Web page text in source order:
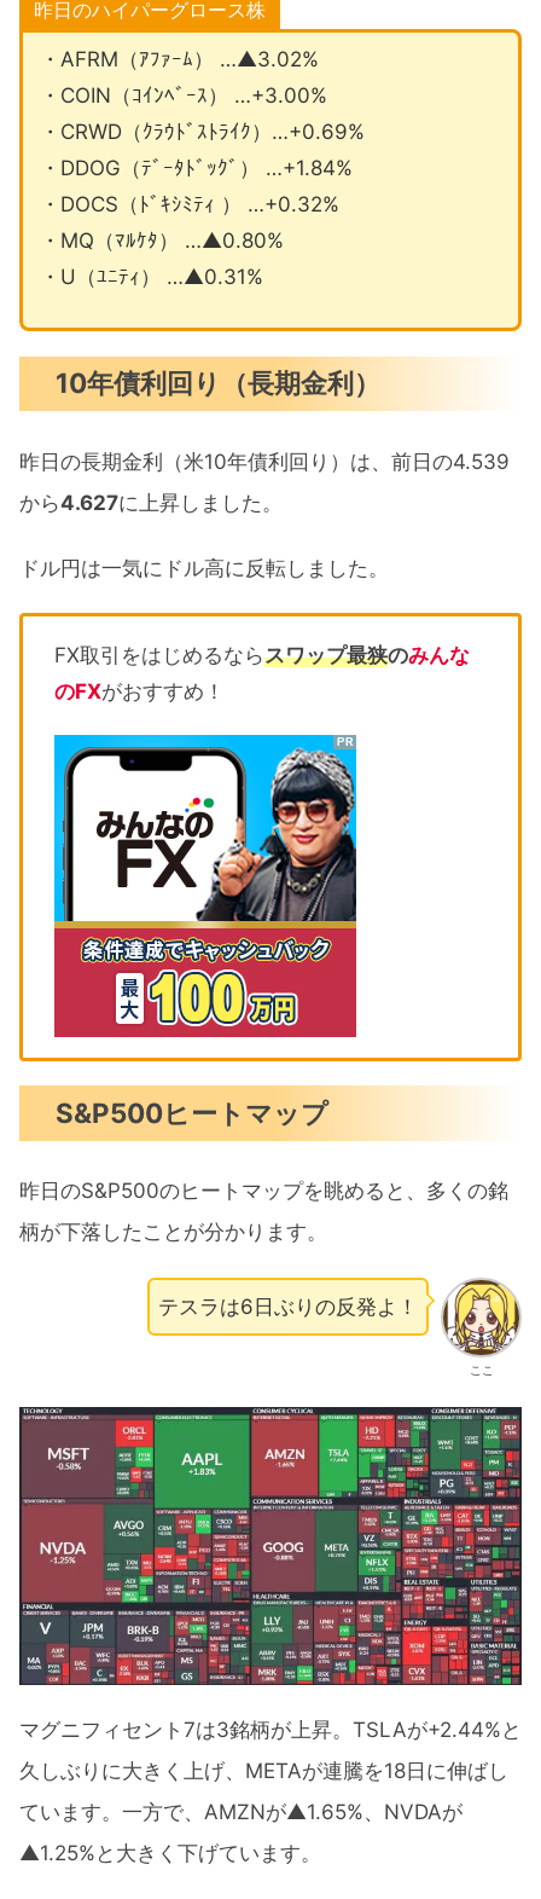
昨日のハイパーグロース株
・AFRM（ｱﾌｧｰﾑ） …▲3.02%
・COIN（ｺｲﾝﾍﾞｰｽ） …+3.00%
・CRWD（ｸﾗｳﾄﾞｽﾄﾗｲｸ）…+0.69%
・DDOG（ﾃﾞｰﾀﾄﾞｯｸﾞ） …+1.84%
・DOCS（ﾄﾞｷｼﾐﾃｨ ） …+0.32%
・MQ（ﾏﾙｹﾀ） …▲0.80%
・U（ﾕﾆﾃｨ） …▲0.31%
10年債利回り（長期金利）
昨日の長期金利（米10年債利回り）は、前日の4.539
から4.627に上昇しました。
ドル円は一気にドル高に反転しました。
FX取引をはじめるならスワップ最狭のみんな
のFXがおすすめ！
S&P500ヒートマップ
昨日のS&P500のヒートマップを眺めると、多くの銘
柄が下落したことが分かります。
ここ
テスラは6日ぶりの反発よ！
マグニフィセント7は3銘柄が上昇。TSLAが+2.44%と
久しぶりに大きく上げ、METAが連騰を18日に伸ばし
ています。一方で、AMZNが▲1.65%、NVDAが
▲1.25%と大きく下げています。